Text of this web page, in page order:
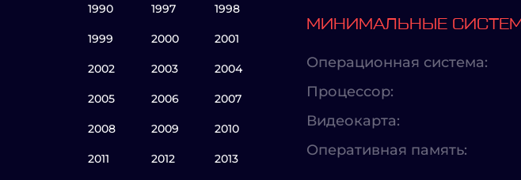
1990 1997 1998
1999 2000 2001
2002 2003 2004
2005 2006 2007
2008 2009 2010
2011 2012 2013
МИНИМАЛЬНЫЕ
Операционная система:
Процессор:
Видеокарта:
Оперативная память: